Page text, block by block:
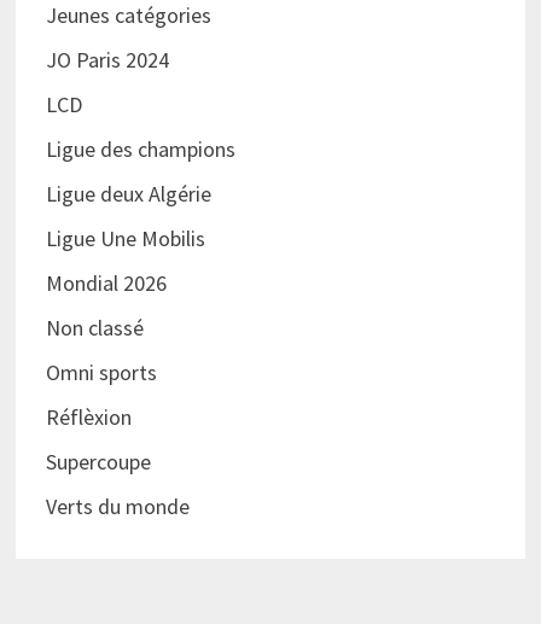
Jeunes catégories
JO Paris 2024
LCD
Ligue des champions
Ligue deux Algérie
Ligue Une Mobilis
Mondial 2026
Non classé
Omni sports
Réflèxion
Supercoupe
Verts du monde